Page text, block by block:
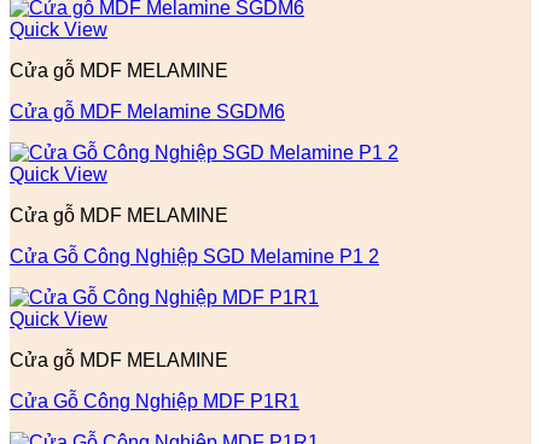
Quick View
Cửa gỗ MDF MELAMINE
Cửa gỗ MDF Melamine SGDM6
Quick View
Cửa gỗ MDF MELAMINE
Cửa Gỗ Công Nghiệp SGD Melamine P1 2
Quick View
Cửa gỗ MDF MELAMINE
Cửa Gỗ Công Nghiệp MDF P1R1